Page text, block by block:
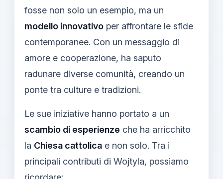
fosse non solo un esempio, ma un
modello innovativo per affrontare le sfide
contemporanee. Con un messaggio di
amore e cooperazione, ha saputo
radunare diverse comunità, creando un
ponte tra culture e tradizioni.
Le sue iniziative hanno portato a un
scambio di esperienze che ha arricchito
la Chiesa cattolica e non solo. Tra i
principali contributi di Wojtyla, possiamo